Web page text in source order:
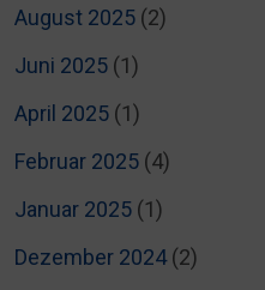
August 2025 (2)
Juni 2025 (1)
April 2025 (1)
Februar 2025 (4)
Januar 2025 (1)
Dezember 2024(2)